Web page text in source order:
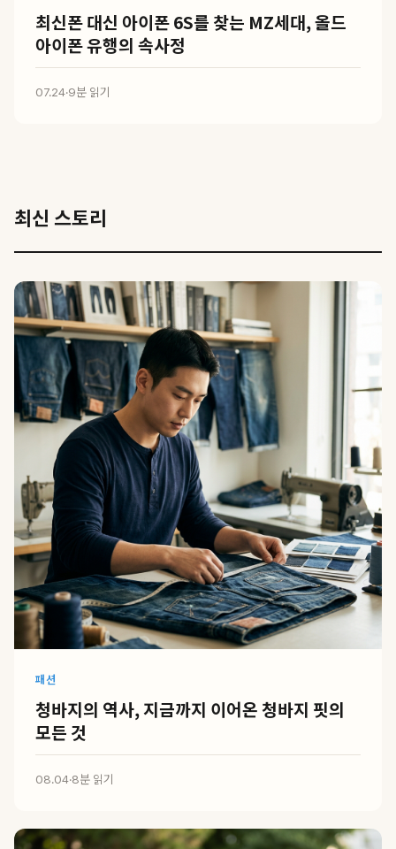
최신폰 대신 아이폰 6S를 찾는 MZ세대, 올드
아이폰 유행의 속사정
07.24·9분 읽기
최신 스토리
패션
청바지의 역사, 지금까지 이어온 청바지 핏의
모든 것
08.04·8분 읽기